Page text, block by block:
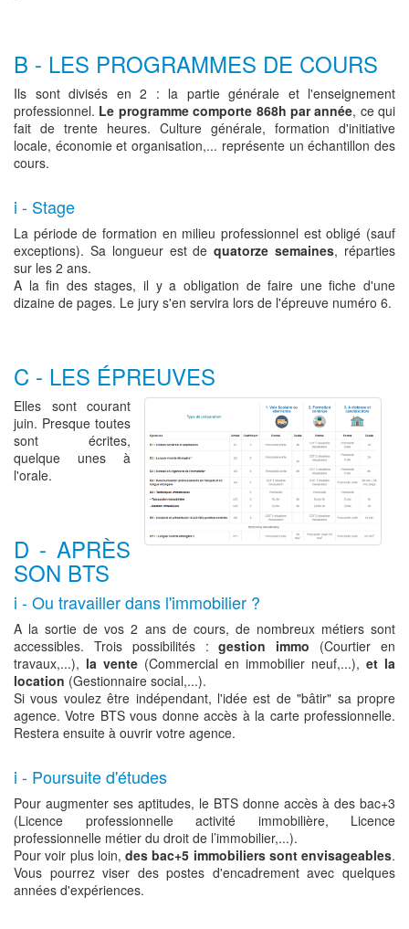
B - LES PROGRAMMES DE COURS
Ils sont divisés en 2 : la partie générale et l'enseignement
professionnel. Le programme comporte 868h par année, ce qui
fait de trente heures. Culture générale, formation d'initiative
locale, économie et organisation,... représente un échantillon des
cours.
i - Stage
La période de formation en milieu professionnel est obligé (sauf
exceptions). Sa longueur est dequatorze semaines, réparties
sur les 2 ans.
A la fin des stages, il y a obligation de faire une fiche d'une
dizaine de pages. Le jury s'en servira lors de l'épreuve numéro 6.
C - LES ÉPREUVES
Elles sont courant
juin. Presque toutes
sont écrites,
quelque unes à
l'orale.
D - APRÈS
SON BTS
i - Ou travailler dans l'immobilier ?
A la sortie de vos 2 ans de cours, de nombreux métiers sont
accessibles. Trois possibilités :gestion immo (Courtier en
travaux,...), la vente (Commercial en immobilier neuf,...), et la
location (Gestionnaire social,...).
Si vous voulez être indépendant, l'idée est de "bâtir" sa propre
agence. Votre BTS vous donne accès à la carte professionnelle.
Restera ensuite à ouvrir votre agence.
i - Poursuite d'études
Pour augmenter ses aptitudes, le BTS donne accès à des bac+3
(Licence professionnelle activité immobilière, Licence
professionnelle métier du droit de l’immobilier,...).
Pour voir plus loin, des bac+5 immobiliers sont envisageables.
Vous pourrez viser des postes d'encadrement avec quelques
années d'expériences.